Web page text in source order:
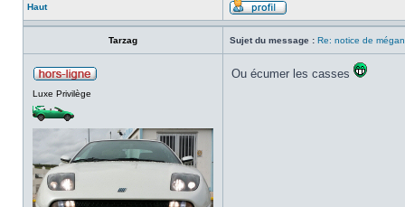
Haut
Tarzag Sujet du message : Re: notice de
Luxe Privilège
Ou écumer les casses